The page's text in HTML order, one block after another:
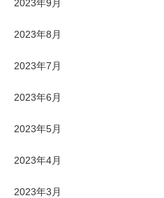
2023年9月
2023年8月
2023年7月
2023年6月
2023年5月
2023年4月
2023年3月